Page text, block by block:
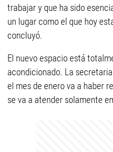
trabajar y que ha sido
un lugar como el que hoy
concluyó.
El nuevo espacio está
acondicionado. La
el mes de enero va a haber
se va a atender solamente